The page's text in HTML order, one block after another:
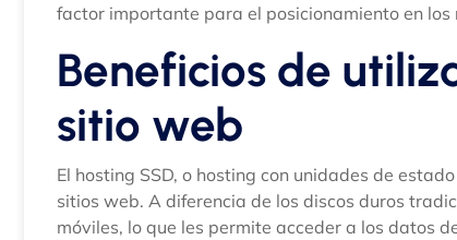
factor importante para el posicionamiento en
Beneficios de
sitio web
El hosting SSD, o hosting con unidades de
sitios web. A diferencia de los discos duros
móviles, lo que les permite acceder a los datos